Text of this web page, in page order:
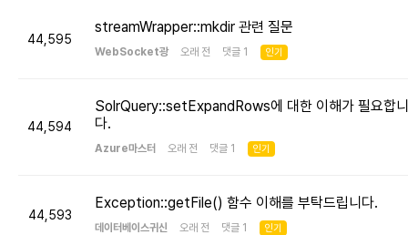
44,595
streamWrapper::mkdir 관련 질문
WebSocket광 오래 전 댓글 1 인기
44,594
SolrQuery::setExpandRows에 대한 이해가 필요합니
다.
Azure마스터 오래 전 댓글 1 인기
44,593
Exception::getFile() 함수 이해를 부탁드립니다.
데이터베이스귀신 오래 전 댓글 1 인기